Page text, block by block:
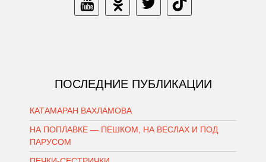
ПОСЛЕДНИЕ ПУБЛИКАЦИИ
КАТАМАРАН ВАХЛАМОВА
НА ПОПЛАВКЕ — ПЕШКОМ, НА ВЕСЛАХ И ПОД
ПАРУСОМ